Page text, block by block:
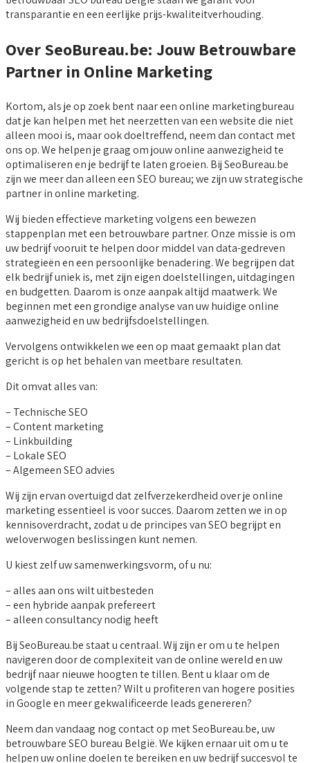
transparantie en een eerlijke prijs-kwaliteitverhouding.
Over SeoBureau.be: Jouw Betrouwbare
Partner in Online Marketing
Kortom, als je op zoek bent naar een online marketingbureau
dat je kan helpen met het neerzetten van een website die niet
alleen mooi is, maar ook doeltreffend, neem dan contact met
ons op. We helpen je graag om jouw online aanwezigheid te
optimaliseren en je bedrijf te laten groeien. Bij SeoBureau.be
zijn we meer dan alleen een SEO bureau; we zijn uw strategische
partner in online marketing.
Wij bieden effectieve marketing volgens een bewezen
stappenplan met een betrouwbare partner. Onze missie is om
uw bedrijf vooruit te helpen door middel van data-gedreven
strategieën en een persoonlijke benadering. We begrijpen dat
elk bedrijf uniek is, met zijn eigen doelstellingen, uitdagingen
en budgetten. Daarom is onze aanpak altijd maatwerk. We
beginnen met een grondige analyse van uw huidige online
aanwezigheid en uw bedrijfsdoelstellingen.
Vervolgens ontwikkelen we een op maat gemaakt plan dat
gericht is op het behalen van meetbare resultaten.
Dit omvat alles van:
– Technische SEO
– Content marketing
– Linkbuilding
– Lokale SEO
– Algemeen SEO advies
Wij zijn ervan overtuigd dat zelfverzekerdheid over je online
marketing essentieel is voor succes. Daarom zetten we in op
kennisoverdracht, zodat u de principes van SEO begrijpt en
weloverwogen beslissingen kunt nemen.
U kiest zelf uw samenwerkingsvorm, of u nu:
– alles aan ons wilt uitbesteden
– een hybride aanpak prefereert
– alleen consultancy nodig heeft
Bij SeoBureau.be staat u centraal. Wij zijn er om u te helpen
navigeren door de complexiteit van de online wereld en uw
bedrijf naar nieuwe hoogten te tillen. Bent u klaar om de
volgende stap te zetten? Wilt u profiteren van hogere posities
in Google en meer gekwalificeerde leads genereren?
Neem dan vandaag nog contact op met SeoBureau.be, uw
betrouwbare SEO bureau België. We kijken ernaar uit om u te
helpen uw online doelen te bereiken en uw bedrijf succesvol te